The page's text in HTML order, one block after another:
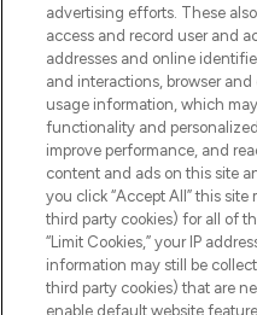
Shop online of
Cookie-
Do Not Sell or
HELP &
advertising efforts. These
access and record user and
addresses and online
and interactions, browser
usage information, which
functionality and
improve performance, and
content and ads on this site
you click “Accept All” this
third party cookies) for all of
“Limit Cookies,” your IP
information may still be
third party cookies) that are
enable default website